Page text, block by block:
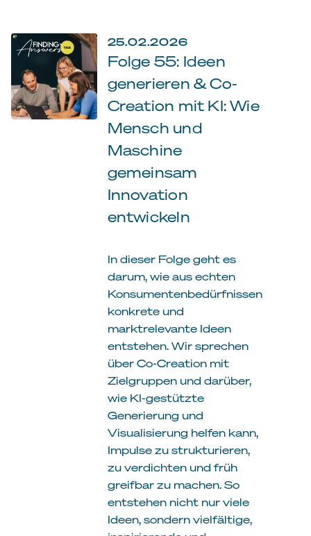
25.02.2026
Folge 55: Ideen
generieren & Co-
Creation mit KI: Wie
Mensch und
Maschine
gemeinsam
Innovation
entwickeln
In dieser Folge geht es
darum, wie aus echten
Konsumentenbedürfnissen
konkrete und
marktrelevante Ideen
entstehen. Wir sprechen
über Co-Creation mit
Zielgruppen und darüber,
wie KI-gestützte
Generierung und
Visualisierung helfen kann,
Impulse zu strukturieren,
zu verdichten und früh
greifbar zu machen. So
entstehen nicht nur viele
Ideen, sondern vielfältige,